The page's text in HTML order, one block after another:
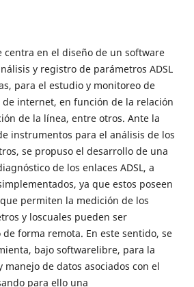
centra en el diseño de un software
y registro de parámetros ADSL
para el estudio y monitoreo de
internet, en función de la relación
de la línea, entre otros. Ante la
instrumentos para el análisis de los
se propuso el desarrollo de una
de los enlaces ADSL, a
ya que estos poseen
permiten la medición de los
y loscuales pueden ser
forma remota. En este sentido, se
bajo softwarelibre, para la
de datos asociados con el
para ello una